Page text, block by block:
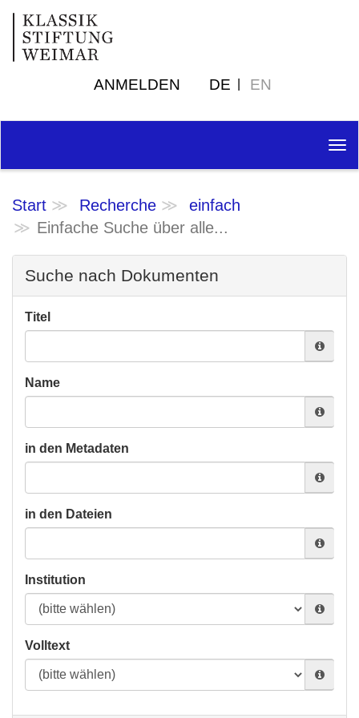
ANMELDEN DE EN
Start Recherche
einfach
Einfache Suche über alle...
Suche nach Dokumenten
Titel
Name
in den Metadaten
in den Dateien
Institution
Volltext